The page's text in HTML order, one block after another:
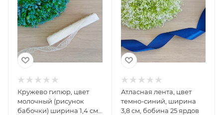
Кружево гипюр, цвет
молочный (рисунок
бабочки) ширина 1,4 см,
Атласная лента, цвет
темно-синий, ширина
3,8 см, бобина 25 ярдов